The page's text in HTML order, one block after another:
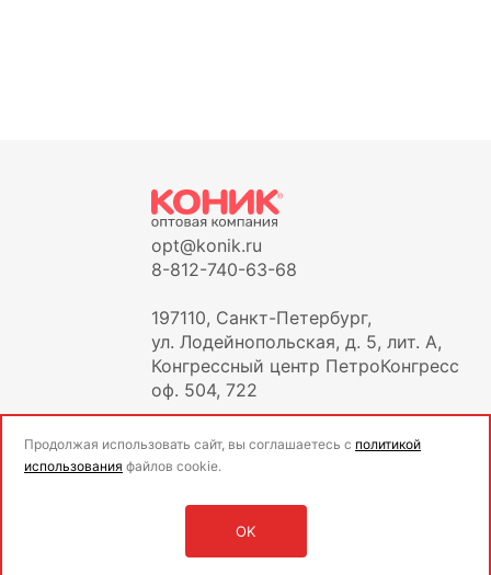
opt@konik.ru
8-812-740-63-68
197110, Санкт-Петербург,
ул. Лодейнопольская, д. 5, лит. А,
Конгрессный центр ПетроКонгресс
оф. 504, 722
Оставить заявку
Продолжая использовать сайт, вы соглашаетесь с политикой
использования файлов cookie.
OK